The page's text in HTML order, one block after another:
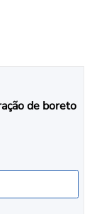
de boreto